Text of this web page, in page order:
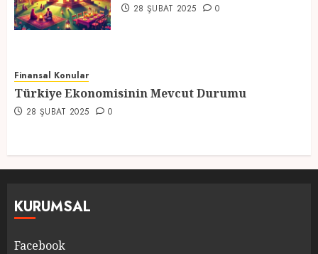
28 ŞUBAT 2025 0
Finansal Konular
Türkiye Ekonomisinin Mevcut Durumu
28 ŞUBAT 2025 0
KURUMSAL
Facebook